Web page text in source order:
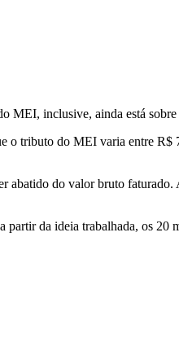
MEI, inclusive, ainda está sobre
o tributo do MEI varia entre R$
abatido do valor bruto faturado.
partir da ideia trabalhada, os 20